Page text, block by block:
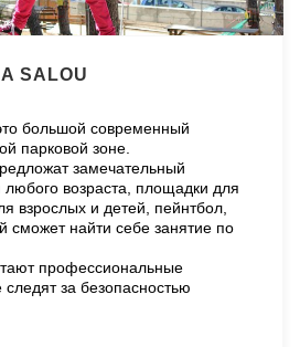
SALOU
большой современный
парковой зоне.
замечательный
возраста, площадки для
взрослых и детей, пейнтбол,
сможет найти себе занятие по
профессиональные
следят за безопасностью